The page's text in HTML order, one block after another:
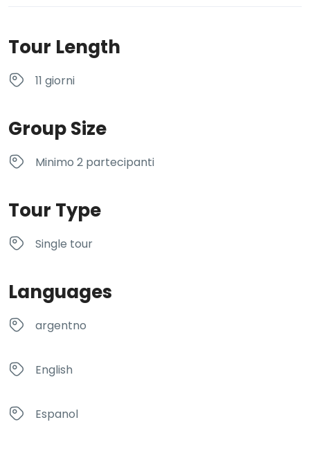
Tour Length
11 giorni
Group Size
Minimo 2 partecipanti
Tour Type
Single tour
Languages
argentno
English
Espanol